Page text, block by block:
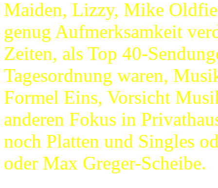
Maiden, Lizzy, Mike
genug Aufmerksamkeit
Zeiten, als Top 40-
Tagesordnung waren,
Formel Eins, Vorsicht
anderen Fokus in
noch Platten und Singles
oder Max Greger-Scheibe.